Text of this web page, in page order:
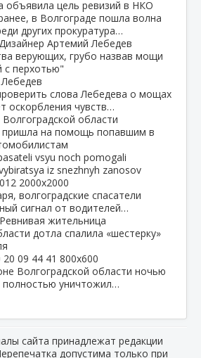
в Волгограде пошла волна
других прокуратура…
Дизайнер Артемий Лебедев
верующих, грубо назвав мощи
с перхотью"
слова Лебедева о мощах
оскорбления чувств…
области
пришла на помощь попавшим в
волгоградские спасатели
сигнал от водителей…
Ревнивая жительница
дотла спалила «шестерку»
Волгоградской области ночью
полностью уничтожил…
сайта принадлежат редакции
допустима только при